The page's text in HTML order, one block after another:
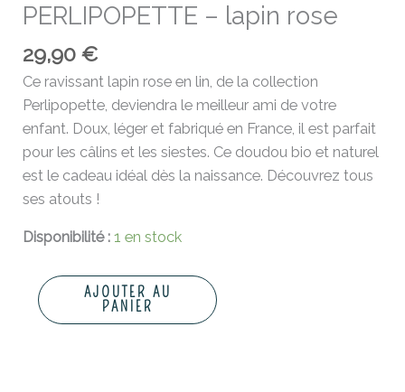
PERLIPOPETTE – lapin rose
29,90€
Ce ravissant lapin rose en lin, de la collection
Perlipopette, deviendra le meilleur ami de votre
enfant. Doux, léger et fabriqué en France, il est parfait
pour les câlins et les siestes. Ce doudou bio et naturel
est le cadeau idéal dès la naissance. Découvrez tous
ses atouts !
Disponibilité : 1 en stock
AJOUTER AU
PANIER